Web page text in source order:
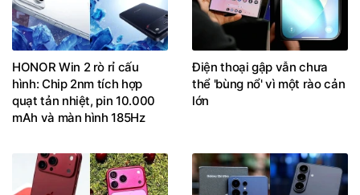
HONOR Win 2 rò rỉ cấu
hình: Chip 2nm tích hợp
quạt tản nhiệt, pin 10.000
mAh và màn hình 185Hz
Điện thoại gập vẫn chưa
thể 'bùng nổ' vì một rào cản
lớn